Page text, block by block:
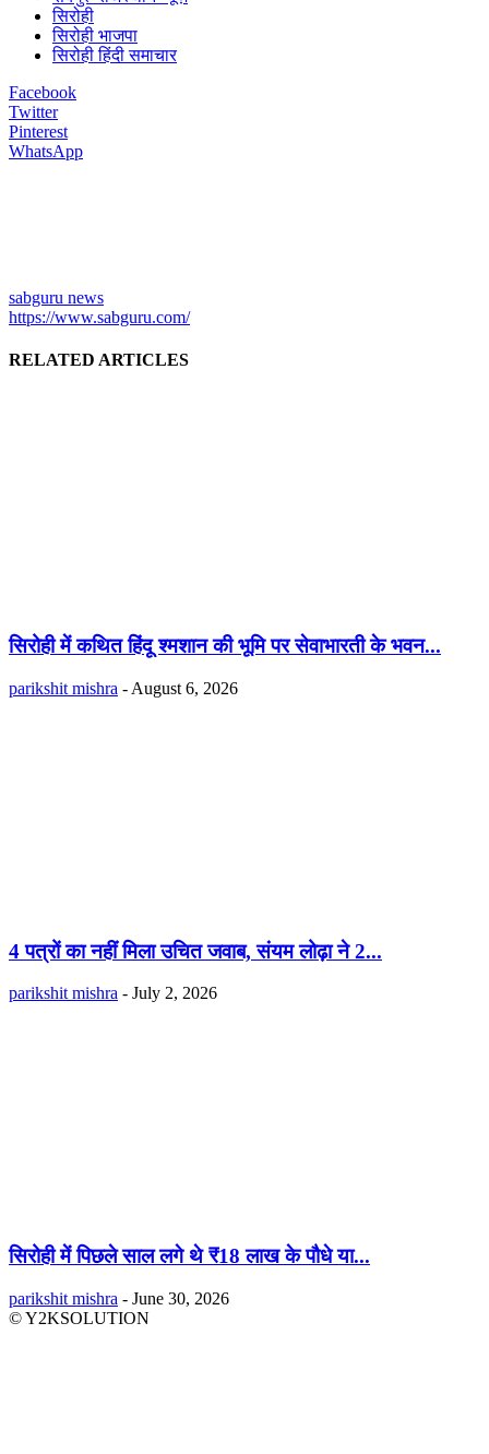
सिरोही
सिरोही भाजपा
सिरोही हिंदी समाचार
Facebook
Twitter
Pinterest
WhatsApp
sabguru news
https://www.sabguru.com/
RELATED ARTICLES
सिरोही में कथित हिंदू श्मशान की भूमि पर सेवाभारती के भवन...
parikshit mishra - August 6, 2026
4 पत्रों का नहीं मिला उचित जवाब, संयम लोढ़ा ने 2...
parikshit mishra - July 2, 2026
सिरोही में पिछले साल लगे थे ₹18 लाख के पौधे या...
parikshit mishra - June 30, 2026
© Y2KSOLUTION